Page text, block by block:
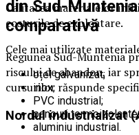
Calitatea materialelor
costurile de exploatare.
Cele mai utilizate
oțel galvanizat;
inox;
PVC industrial;
panouri termoizolante;
aluminiu industrial.
din Sud-
comparativă
Regiunea Sud-Muntenia
riscului de abandon, iar
cursurilor răspunde
Nordul industrializat